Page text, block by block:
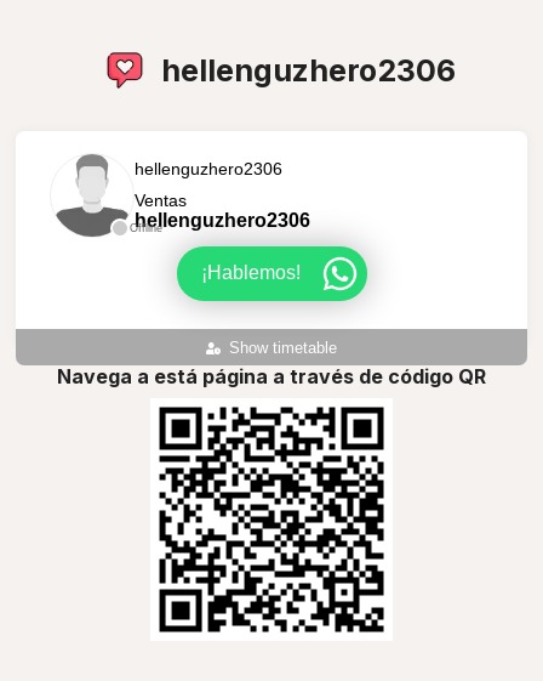
hellenguzhero2306
Offline
hellenguzhero2306
Ventas
hellenguzhero2306
¡Hablemos!
Show timetable
Navega a está página a través de código QR